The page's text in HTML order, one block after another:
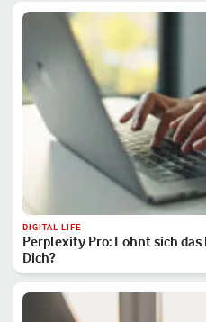
DIGITAL LIFE
Perplexity Pro: Lohnt sich
Dich?